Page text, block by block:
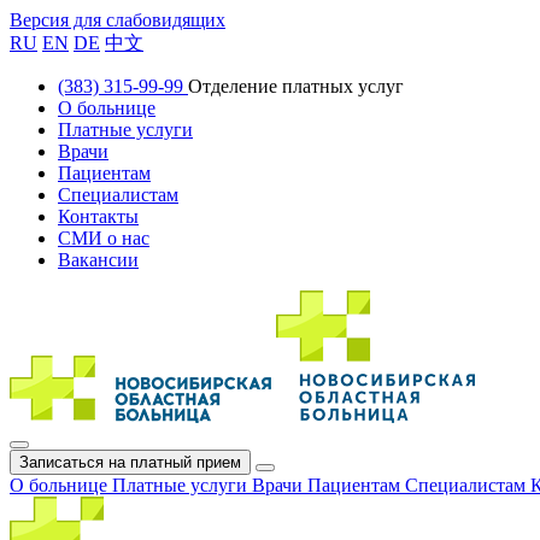
Версия для слабовидящих
RU EN DE 中文
(383) 315-99-99 Отделение платных услуг
О больнице
Платные услуги
Врачи
Пациентам
Специалистам
Контакты
СМИ о нас
Вакансии
Записаться на платный прием
О больнице Платные услуги Врачи Пациентам Специалистам